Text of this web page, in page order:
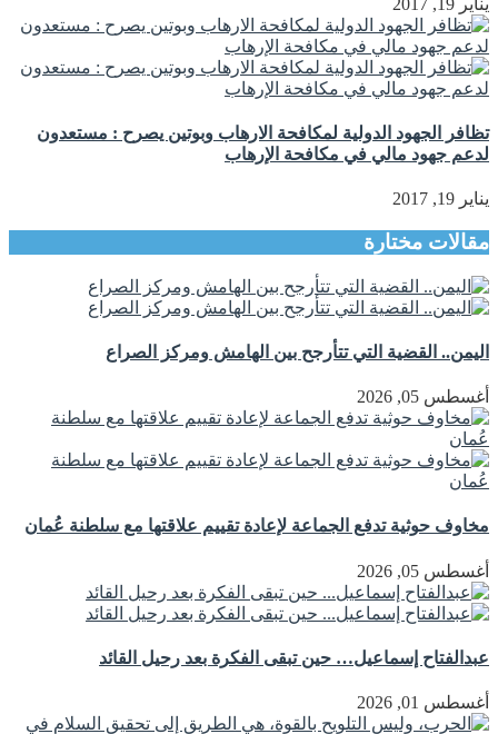
تظافر الجهود الدولية لمكافحة الارهاب وبوتين يصرح : مستعدون
لدعم جهود مالي في مكافحة الإرهاب
يناير 19, 2017
مقالات مختارة
اليمن.. القضية التي تتأرجح بين الهامش ومركز الصراع
أغسطس 05, 2026
مخاوف حوثية تدفع الجماعة لإعادة تقييم علاقتها مع سلطنة عُمان
أغسطس 05, 2026
عبدالفتاح إسماعيل… حين تبقى الفكرة بعد رحيل القائد
أغسطس 01, 2026